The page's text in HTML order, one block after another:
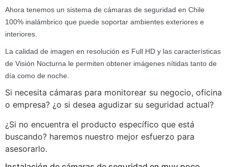
Ahora tenemos un sistema de cámaras de seguridad en Chile
100% inalámbrico que puede soportar ambientes exteriores e
interiores.
La calidad de imagen en resolución es Full HD y las características
de Visión Nocturna le permiten obtener imágenes nítidas tanto de
día como de noche.
Si necesita cámaras para monitorear su negocio, oficina
o empresa? ¿o si desea agudizar su seguridad actual?
¿Si no encuentra el producto específico que está
buscando? haremos nuestro mejor esfuerzo para
asesorarlo.